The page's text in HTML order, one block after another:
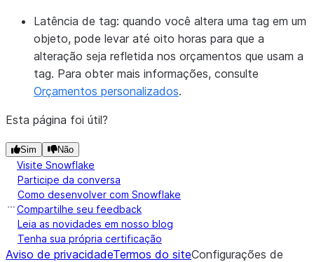
Latência de tag: quando você altera uma tag em um
objeto, pode levar até oito horas para que a
alteração seja refletida nos orçamentos que usam a
tag. Para obter mais informações, consulte
Orçamentos personalizados.
Esta página foi útil?
Sim Não
Visite Snowflake
Participe da conversa
Como desenvolver com Snowflake
Compartilhe seu feedback
Leia as novidades em nosso blog
Tenha sua própria certificação
Aviso de privacidadeTermos do siteConfigurações de